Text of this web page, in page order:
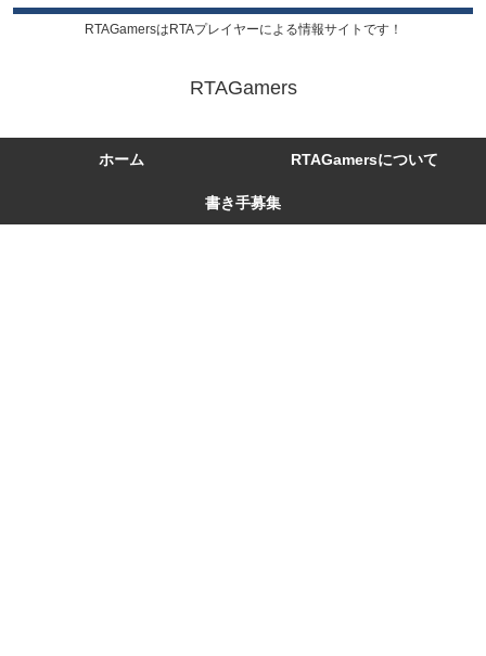
RTAGamersはRTAプレイヤーによる情報サイトです！
RTAGamers
ホーム RTAGamersについて
書き手募集